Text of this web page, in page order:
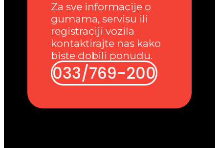
Za sve informacije o
gumama, servisu ili
registraciji vozila
kontaktirajte nas kako
biste dobili ponudu.
033/769-200